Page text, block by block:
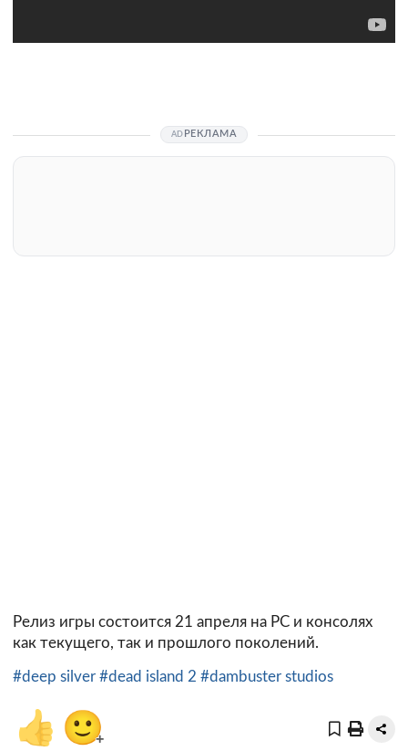
РЕКЛАМА
Релиз игры состоится 21 апреля на PC и консолях
как текущего, так и прошлого поколений.
#deep silver #dead island 2 #dambuster studios
👍 🙂
+